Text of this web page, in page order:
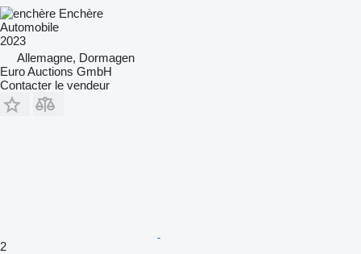
Enchère
Automobile
2023
Allemagne, Dormagen
Euro Auctions GmbH
Contacter le vendeur
2